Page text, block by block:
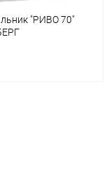
"РИВО 70"